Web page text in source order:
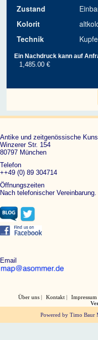
Zustand
Kolorit
Technik
Ein Nachdruck kann auf
1,485.00 €
Antike und zeitgenössische
Winzerer Str. 154
80797 München
Telefon
++49 (0) 89 304714
Öffnungszeiten
Nach telefonischer Vereinbarung.
Email
Über uns Kontakt Impressum
Powered by Timo Baur